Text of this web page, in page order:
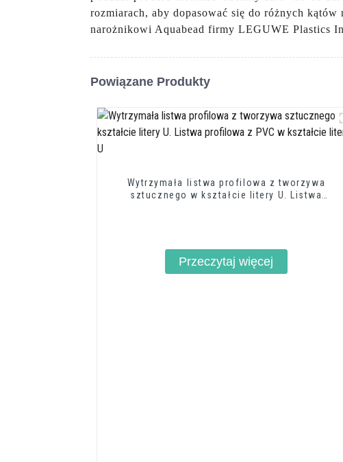
rozmiarach, aby dopasować się do różnych
narożnikowi Aquabead firmy LEGUWE Plastics
Powiązane Produkty
Wytrzymała listwa profilowa z tworzywa
sztucznego w kształcie litery U. Listwa
Przeczytaj więcej